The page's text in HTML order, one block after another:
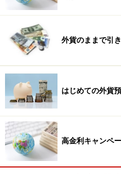
２つのしくみでコスト
Ｑ：
確かに、「為替手数料は低く
とってはデメリットになるので
Ａ：
お客様と銀行双方のメリット
則24時間リアルタイム為替レ
です。
外貨のままで引
はじめての外貨
高金利キャンペ